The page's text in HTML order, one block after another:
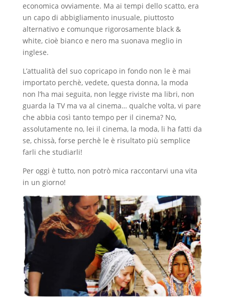
economica ovviamente. Ma ai tempi dello scatto, era
un capo di abbigliamento inusuale, piuttosto
alternativo e comunque rigorosamente black &
white, cioè bianco e nero ma suonava meglio in
inglese.
L’attualità del suo copricapo in fondo non le è mai
importato perchè, vedete, questa donna, la moda
non l’ha mai seguita, non legge riviste ma libri, non
guarda la TV ma va al cinema… qualche volta, vi pare
che abbia così tanto tempo per il cinema? No,
assolutamente no, lei il cinema, la moda, li ha fatti da
se, chissà, forse perchè le è risultato più semplice
farli che studiarli!
Per oggi è tutto, non potrò mica raccontarvi una vita
in un giorno!